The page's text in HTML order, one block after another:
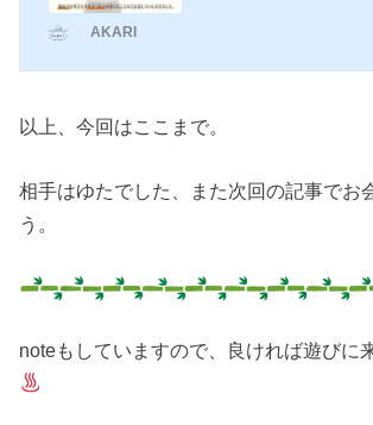
人のセクシュアリティである「パンセ
AKARI
以上、今回はここまで。
相手はゆたでした、また次回の記事でお
う。
noteもしていますので、良ければ遊びに